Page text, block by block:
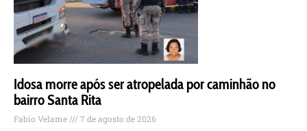
Idosa morre após ser atropelada por caminhão no
bairro Santa Rita
Fabio Velame 7 de agosto de 2026